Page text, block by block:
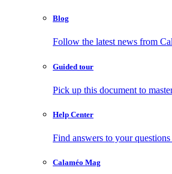
Blog
Follow the latest news from
Guided tour
Pick up this document to
Help Center
Find answers to your
Calaméo Mag